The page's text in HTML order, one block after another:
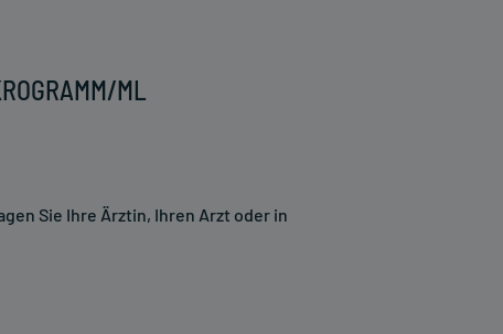
ML
Sie Ihre Ärztin, Ihren Arzt oder in